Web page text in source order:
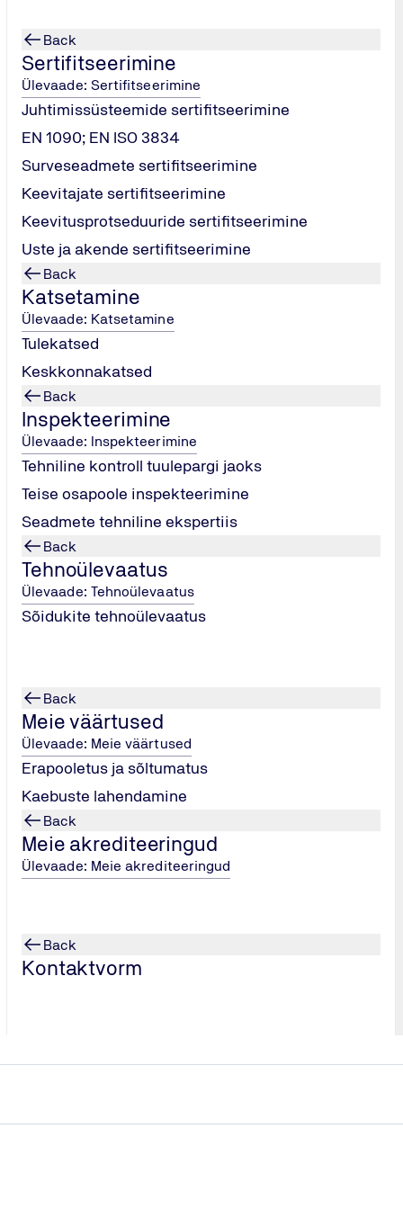
Back
Sertifitseerimine
Ülevaade: Sertifitseerimine
Juhtimissüsteemide sertifitseerimine
EN 1090; EN ISO 3834
Surveseadmete sertifitseerimine
Keevitajate sertifitseerimine
Keevitusprotseduuride sertifitseerimine
Uste ja akende sertifitseerimine
Back
Katsetamine
Ülevaade: Katsetamine
Tulekatsed
Keskkonnakatsed
Back
Inspekteerimine
Ülevaade: Inspekteerimine
Tehniline kontroll tuulepargi jaoks
Teise osapoole inspekteerimine
Seadmete tehniline ekspertiis
Back
Tehnoülevaatus
Ülevaade: Tehnoülevaatus
Sõidukite tehnoülevaatus
Back
Meie väärtused
Ülevaade: Meie väärtused
Erapooletus ja sõltumatus
Kaebuste lahendamine
Back
Meie akrediteeringud
Ülevaade: Meie akrediteeringud
Back
Kontaktvorm
pakub spetsialiste, süsteeme ja protsesse projekti
projekti teostamise kontrollimisel. Meie tarnijate ja tootjate
tehnilistele nõuetele ja teistele kvaliteedisüsteemi nõuetele.
konkreetsete tehniliste protseduuride kontrollist kuni
Eesti Tarnija hindamise teenust, mille eesmärk on tagada
nõuete täitmiseks.
tõhustamine
ekspertide poolt on mistahes tarneprojekti
käivitamine, juhtimine ja õigeaegne lõpule viimine.
spetsifikatsioone ja samuti keevitajate
enne kauba lähetamist alates üksiktellimistest kuni